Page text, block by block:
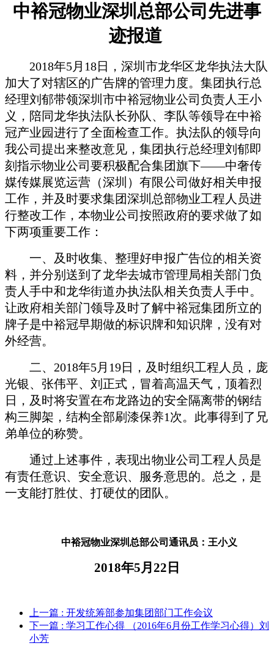
中裕冠物业深圳总部公司 先进事
迹报道
2018年5月18日，深圳市龙华区龙华执法大队
加大了对辖区的广告牌的管理力度。集团执行总
经理刘郁带领深圳市中裕冠物业公司负责人王小
义，陪同龙华执法队长孙队、李队等领导在中裕
冠产业园进行了全面检查工作。执法队的领导向
我公司提出来整改意见，集团执行总经理刘郁即
刻指示物业公司要积极配合集团旗下——中奢传
媒传媒展览运营（深圳）有限公司做好相关申报
工作，并及时要求集团深圳总部物业工程人员进
行整改工作，本物业公司按照政府的要求做了如
下两项重要工作：
一、及时收集、整理好申报广告位的相关资
料，并分别送到了龙华去城市管理局相关部门负
责人手中和龙华街道办执法队相关负责人手中。
让政府相关部门领导及时了解中裕冠集团所立的
牌子是中裕冠早期做的标识牌和知识牌，没有对
外经营。
二、 2018年5月19日，及时组织工程人员，庞
光银、张伟平、刘正式，冒着高温天气，顶着烈
日，及时将安置在布龙路边的安全隔离带的钢结
构三脚架，结构全部刷漆保养1次。此事得到了兄
弟单位的称赞。
通过上述事件，表现出物业公司工程人员是
有责任意识、安全意识、服务意思的。总之，是
一支能打胜仗、打硬仗的团队。
中裕冠物业深圳总部公司通讯员 ：王小义
2018年5月22日
上一篇 : 开发统筹部参加集团部门工作会议
下一篇 : 学习工作心得 （2016年6月份工作学习心得）刘
小芳